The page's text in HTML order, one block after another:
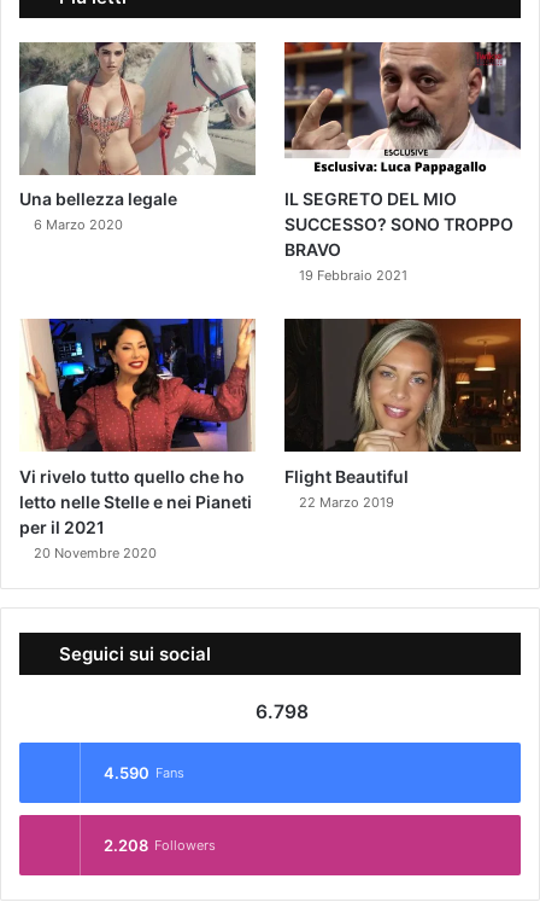
Una bellezza legale
6 Marzo 2020
IL SEGRETO DEL MIO
SUCCESSO? SONO TROPPO
BRAVO
19 Febbraio 2021
Vi rivelo tutto quello che ho
letto nelle Stelle e nei Pianeti
per il 2021
20 Novembre 2020
Flight Beautiful
22 Marzo 2019
Seguici sui social
6.798
4.590 Fans
2.208 Followers